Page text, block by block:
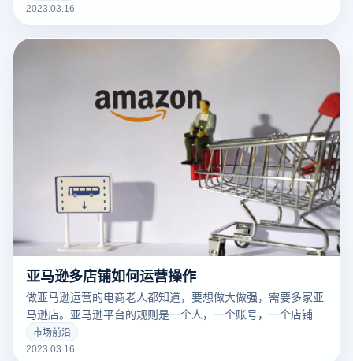
2023.03.16
亚马逊多店铺如何运营操作
做亚马逊运营的电商老人都知道，要想做大做强，需要多家亚
马逊店。亚马逊平台的规则是一个人，一个账号，一个店铺。
这样做是为了保护卖家，防止卖家重复销售同样的产品。因为
亚马逊是一个强调产品的平台，而不是商店，也就是“重商品
市场前沿
2023.03.16